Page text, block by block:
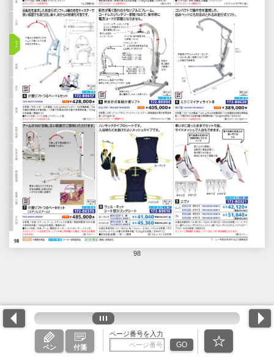
98
ペン 付箋
ページ番号を入力
GO